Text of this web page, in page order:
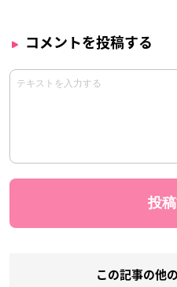
コメントを投稿する
この記事の他